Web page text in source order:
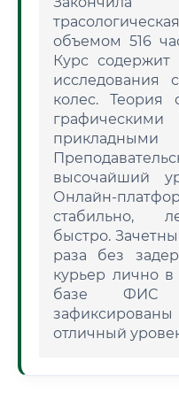
объемом 516
Курс
исследования
колес. Теория
высочайший
Онлайн-
стабильно,
быстро.
раза без
курьер лично
базе ФИС
отличный